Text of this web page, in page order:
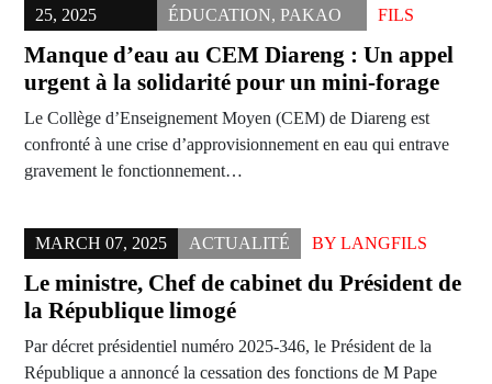
25, 2025
ÉDUCATION, PAKAO
FILS
Manque d’eau au CEM Diareng : Un appel
urgent à la solidarité pour un mini-forage
Le Collège d’Enseignement Moyen (CEM) de Diareng est
confronté à une crise d’approvisionnement en eau qui entrave
gravement le fonctionnement…
MARCH 07, 2025 ACTUALITÉ BY LANGFILS
Le ministre, Chef de cabinet du Président de
la République limogé
Par décret présidentiel numéro 2025-346, le Président de la
République a annoncé la cessation des fonctions de M Pape